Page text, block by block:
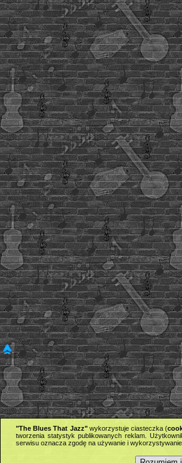
"The Blues That Jazz"wykorzystuje ciasteczka (
tworzenia statystyk publikowanych reklam.
serwisu oznacza zgodę na używanie i wykorzystywanie